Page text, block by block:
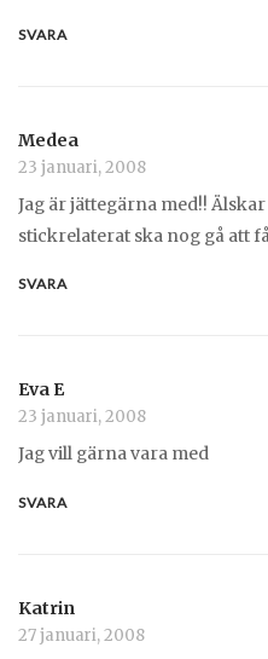
SVARA
Medea
23 januari, 2008
Jag är jättegärna med!!
stickrelaterat ska nog gå att
SVARA
Eva E
23 januari, 2008
Jag vill gärna vara med
SVARA
Katrin
27 januari, 2008